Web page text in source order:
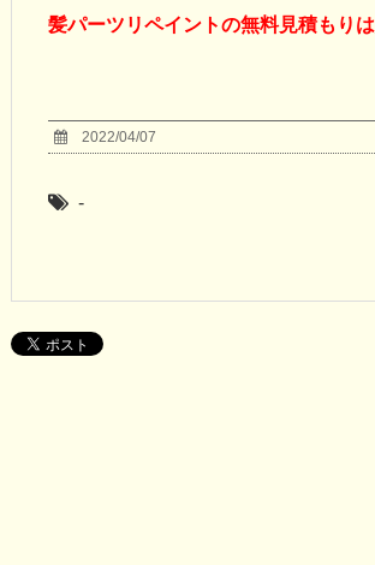
髪パーツリペイントの無料見積もりは
2022/04/07
-